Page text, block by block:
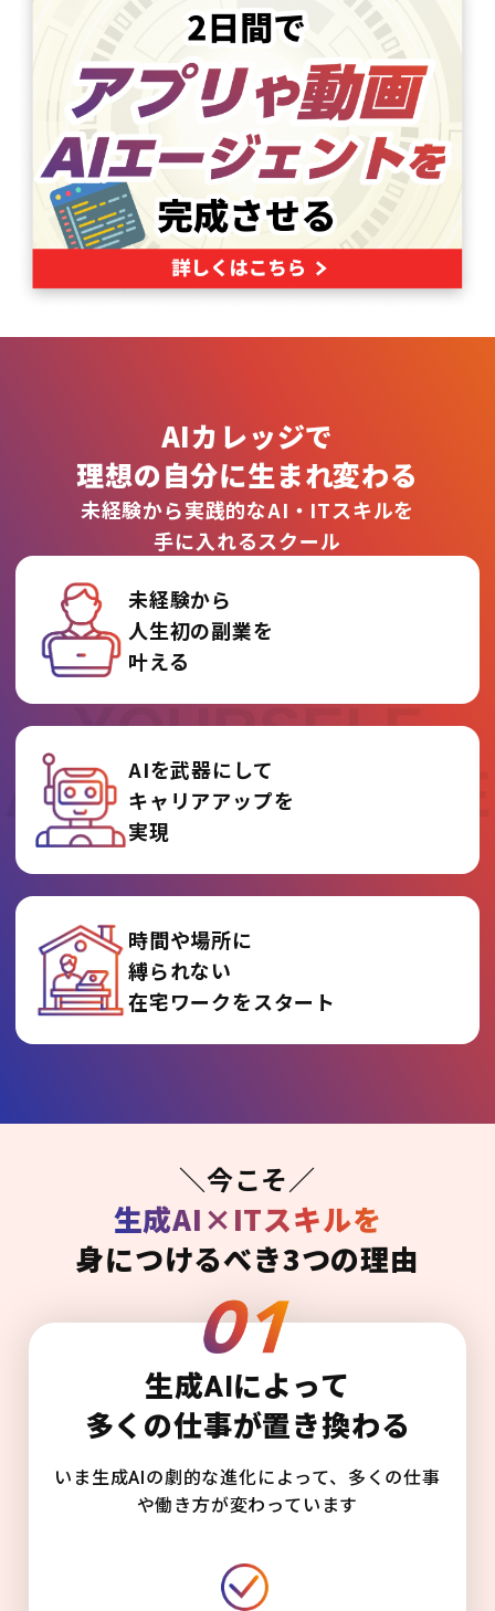
REINVENT
YOURSELF
AT AI COLLEGE
AIカレッジで
理想の自分に生まれ変わる
未経験から実践的なAI・ITスキルを
手に入れるスクール
未経験から
人生初の副業を
叶える
AIを武器にして
キャリアアップを
実現
時間や場所に
縛られない
在宅ワークをスタート
＼今こそ／
生成AI×ITスキルを
身につけるべき3つの理由
生成AIによって
多くの仕事が置き換わる
いま生成AIの劇的な進化によって、多くの仕事
や働き方が変わっています